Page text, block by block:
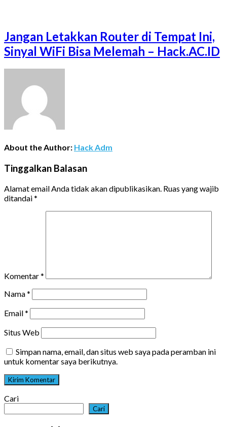
Jangan Letakkan Router di Tempat Ini,
Sinyal WiFi Bisa Melemah – Hack.AC.ID
About the Author: Hack Adm
Tinggalkan Balasan
Alamat email Anda tidak akan dipublikasikan. Ruas yang wajib
ditandai*
Komentar*
Nama*
Email*
Situs Web
Simpan nama, email, dan situs web saya pada peramban ini
untuk komentar saya berikutnya.
Cari
Cari